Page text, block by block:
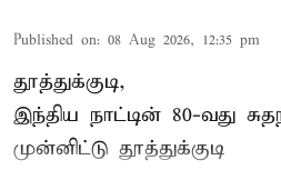
Published on: 08 Aug 2026, 12:35 pm
தூத்துக்குடி,
இந்திய நாட்டின் 80-வது
முன்னிட்டு தூத்துக்குடி